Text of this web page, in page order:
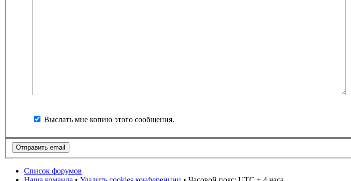
Выслать мне копию этого сообщения.
Список форумов